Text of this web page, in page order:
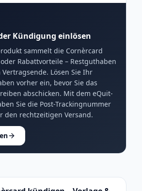
Kündigung einlösen
sammelt die Cornèrcard
Rabattvorteile – Restguthaben
Lösen Sie Ihr
vorher ein, bevor Sie das
abschicken. Mit dem eQuit-
Sie die Post-Trackingnummer
den rechtzeitigen Versand.